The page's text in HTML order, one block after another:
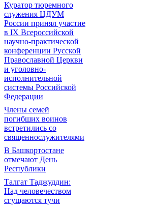
Куратор тюремного
служения ЦДУМ
России принял участие
в IX Всероссийской
научно-практической
конференции Русской
Православной Церкви
и уголовно-
исполнительной
системы Российской
Федерации
Члены семей
погибших воинов
встретились со
священнослужителями
В Башкортостане
отмечают День
Республики
Талгат Таджуддин:
Над человечеством
сгущаются тучи